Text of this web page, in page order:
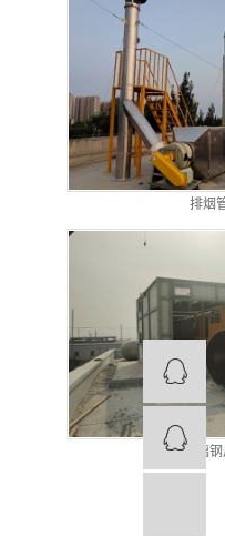
排烟
玻璃